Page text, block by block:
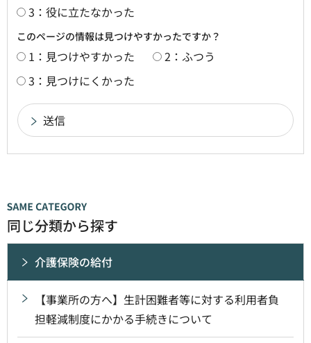
3：役に立たなかった
このページの情報は見つけやすかったですか？
1：見つけやすかった
2：ふつう
3：見つけにくかった
同じ分類から探す
介護保険の給付
【事業所の方へ】生計困難者等に対する利用者負
担軽減制度にかかる手続きについて